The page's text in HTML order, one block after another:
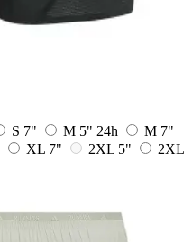
S 7" M 5" 24h
M 7"
XL 7" 2XL 5"
2XL